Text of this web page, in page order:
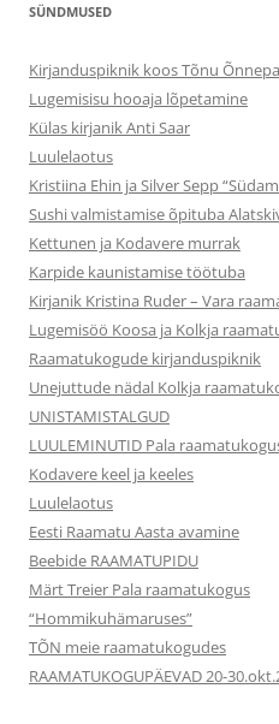
SÜNDMUSED
Kirjanduspiknik koos Tõnu
Lugemisisu hooaja lõpetamine
Külas kirjanik Anti Saar
Luulelaotus
Kristiina Ehin ja Silver Sepp
Sushi valmistamise õpituba
Kettunen ja Kodavere murrak
Karpide kaunistamise töötuba
Kirjanik Kristina Ruder – Vara
Lugemisöö Koosa ja Kolkja
Raamatukogude kirjanduspiknik
Unejuttude nädal Kolkja
UNISTAMISTALGUD
LUULEMINUTID Pala
Kodavere keel ja keeles
Luulelaotus
Eesti Raamatu Aasta avamine
Beebide RAAMATUPIDU
Märt Treier Pala raamatukogus
“Hommikuhämaruses”
TÕN meie raamatukogudes
RAAMATUKOGUPÄEVAD 20-